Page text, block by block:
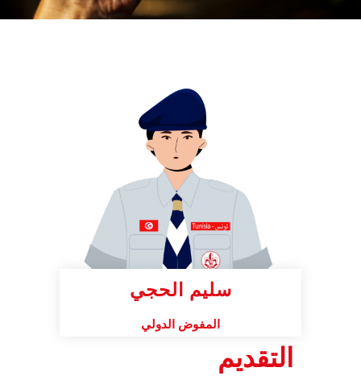
سليم الحجي
المفوض الدولي
التقديم